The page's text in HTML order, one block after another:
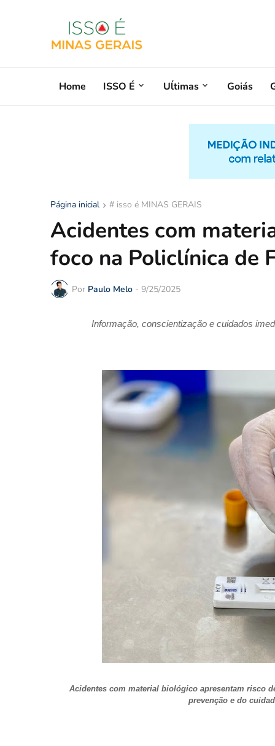
Home ISSO É Uĺtimas Goiás
Página inicial # isso é MINAS GERAIS
Acidentes com
foco na Policlínica de
Por Paulo Melo - 9/25/2025
Informação, conscientização e cuidados
Acidentes com material biológico apresentam risco
prevenção e do